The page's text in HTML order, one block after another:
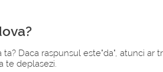
Daca raspunsul este"da", atunci ar
te deplasezi.